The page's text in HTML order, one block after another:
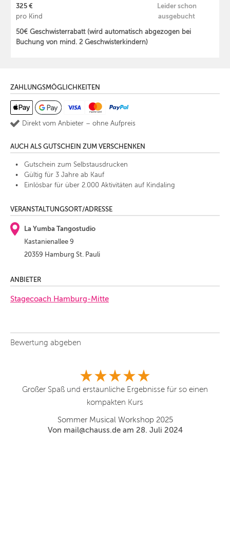
325 €
pro Kind
Leider schon
ausgebucht
50€ Geschwisterrabatt (wird automatisch abgezogen bei
Buchung von mind. 2 Geschwisterkindern)
ZAHLUNGSMÖGLICHKEITEN
Direkt vom Anbieter – ohne Aufpreis
AUCH ALS GUTSCHEIN ZUM VERSCHENKEN
Gutschein zum Selbstausdrucken
Gültig für 3 Jahre ab Kauf
Einlösbar für über 2.000 Aktivitäten auf Kindaling
VERANSTALTUNGSORT/ADRESSE
La Yumba Tangostudio
Kastanienallee 9
20359 Hamburg St. Pauli
ANBIETER
Stagecoach Hamburg-Mitte
Bewertung abgeben
Großer Spaß und erstaunliche Ergebnisse für so einen
kompakten Kurs
Sommer Musical Workshop 2025
Von mail@chauss.de am 28. Juli 2024